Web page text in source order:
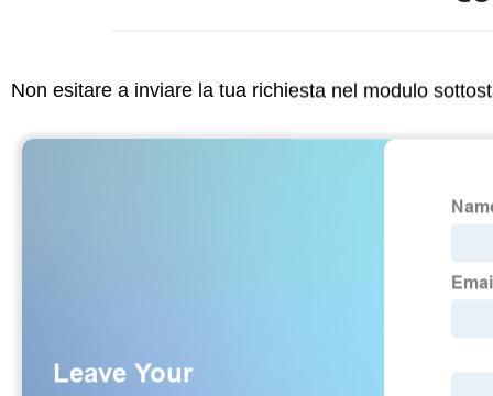
Non esitare a inviare la tua richiesta nel modulo